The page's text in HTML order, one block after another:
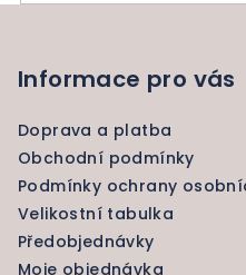
Informace pro vás
Doprava a platba
Obchodní podmínky
Podmínky ochrany
Velikostní tabulka
Předobjednávky
Moje objednávka